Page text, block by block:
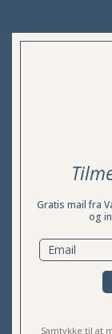
Gratis mail fra
og
Samtykke til at